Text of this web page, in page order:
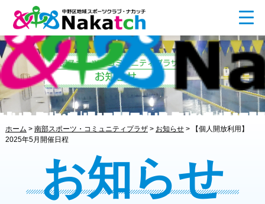
ホーム > 南部スポーツ・コミュニティプラザ> お知らせ>
【個人開放利用】
2025年5月開催日程
お知らせ